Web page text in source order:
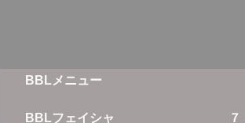
BBLメニュー
１
BBLフェイシャ
７，